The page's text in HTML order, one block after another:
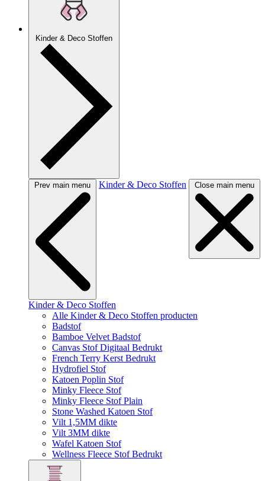
Kinder & Deco Stoffen
Prev main menu Kinder & Deco Stoffen Close main menu
Kinder & Deco Stoffen
Alle Kinder & Deco Stoffen producten
Badstof
Bamboe Velvet Badstof
Canvas Stof Digitaal Bedrukt
French Terry Kerst Bedrukt
Hydrofiel Stof
Katoen Poplin Stof
Minky Fleece Stof
Minky Fleece Stof Plain
Stone Washed Katoen Stof
Vilt 1,5MM dikte
Vilt 3MM dikte
Wafel Katoen Stof
Wellness Fleece Stof Bedrukt